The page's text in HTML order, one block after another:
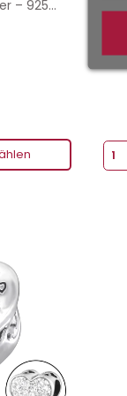
– 925...